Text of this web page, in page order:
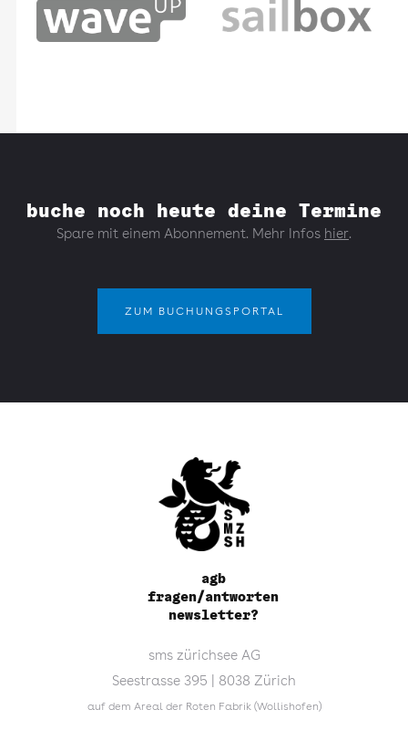
buche noch heute deine Termine
Spare mit einem Abonnement. Mehr Infos hier.
ZUM BUCHUNGSPORTAL
agb
fragen/antworten
newsletter?
sms zürichsee AG
Seestrasse 395 | 8038 Zürich
auf dem Areal der Roten Fabrik (Wollishofen)